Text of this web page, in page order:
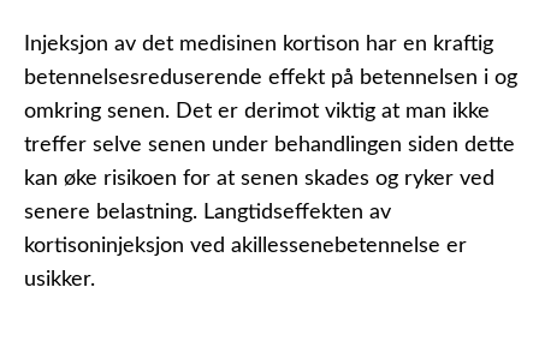
Injeksjon av det medisinen kortison har en kraftig
betennelsesreduserende effekt på betennelsen i og
omkring senen. Det er derimot viktig at man ikke
treffer selve senen under behandlingen siden dette
kan øke risikoen for at senen skades og ryker ved
senere belastning. Langtidseffekten av
kortisoninjeksjon ved akillessenebetennelse er
usikker.